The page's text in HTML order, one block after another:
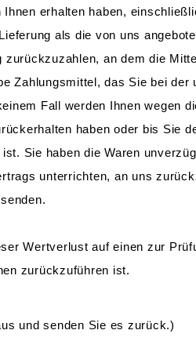
erhalten haben,
als die von uns
an dem die
Zahlungsmittel, das Sie bei
Fall werden Ihnen wegen
haben oder bis Sie
Sie haben die Waren
unterrichten, an uns
Wertverlust auf einen zur
zurückzuführen ist.
und senden Sie es zurück.)